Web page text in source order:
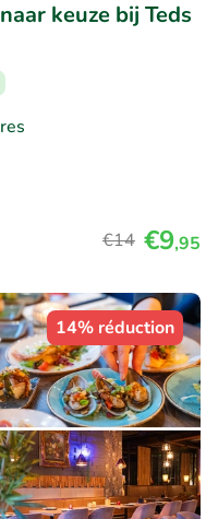
keuze bij Teds
€14 €9,95
14% réduction